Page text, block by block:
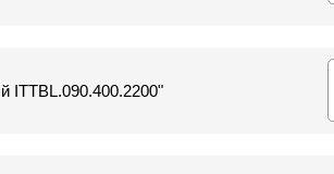
ITTBL.090.400.2200"